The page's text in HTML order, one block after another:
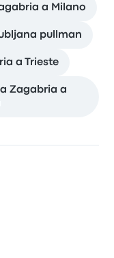
a Milano
pullman
a Trieste
Zagabria a